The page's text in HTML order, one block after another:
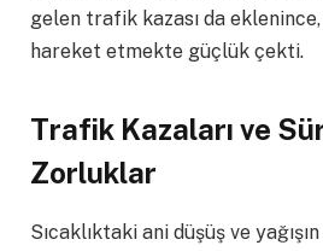
gelen trafik kazası da
hareket etmekte güçlük çekti.
Trafik Kazaları ve
Zorluklar
Sıcaklıktaki ani düşüş ve